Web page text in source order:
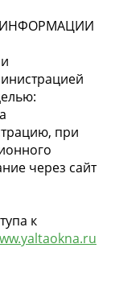
при
через сайт
к